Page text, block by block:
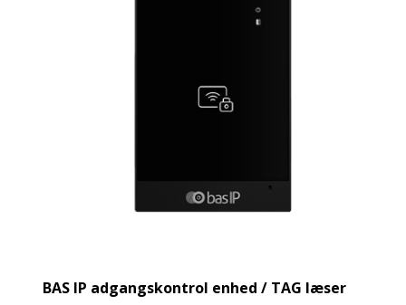
BAS IP adgangskontrol enhed / TAG læser